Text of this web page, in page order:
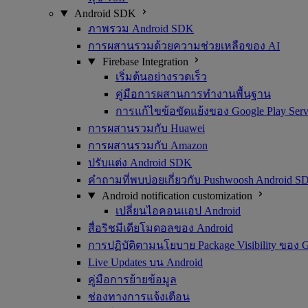
Android SDK
ภาพรวม Android SDK
การผสานรวมด้วยความช่วยเหลือของ AI
Firebase Integration
เริ่มต้นอย่างรวดเร็ว
คู่มือการผสานการทำงานพื้นฐาน
การแก้ไขข้อขัดแย้งของ Google Play
การผสานรวมกับ Huawei
การผสานรวมกับ Amazon
ปรับแต่ง Android SDK
คำถามที่พบบ่อยเกี่ยวกับ Pushwoosh Android
Android notification customization
เปลี่ยนไอคอนแอป Android
สื่อริชมีเดียโมดอลของ Android
การปฏิบัติตามนโยบาย Package Visibility ของ
Live Updates บน Android
คู่มือการย้ายข้อมูล
ช่องทางการแจ้งเตือน